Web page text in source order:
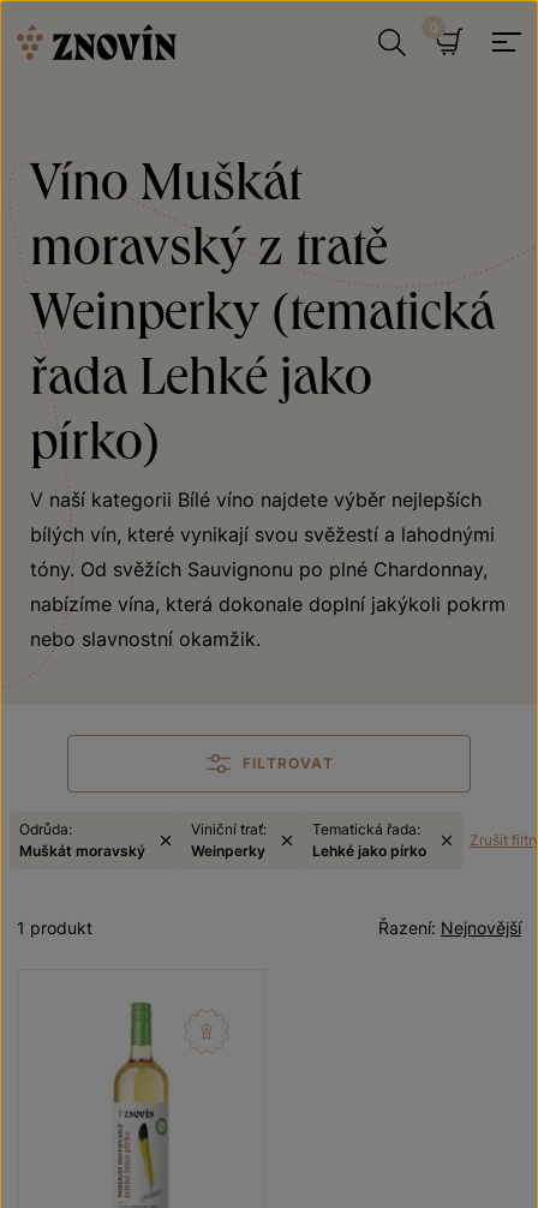
Víno Muškát
moravský z tratě
Weinperky (tematická
řada Lehké jako
pírko)
V naší kategorii Bílé víno najdete výběr nejlepších
bílých vín, které vynikají svou svěžestí a lahodnými
tóny. Od svěžích Sauvignonu po plné Chardonnay,
nabízíme vína, která dokonale doplní jakýkoli pokrm
nebo slavnostní okamžik.
FILTROVAT
Odrůda:
Muškát moravský
Viniční trať:
Weinperky
Tematická řada:
Lehké jako pírko
Zrušit
Nejnovější
Řazení:
1 produkt